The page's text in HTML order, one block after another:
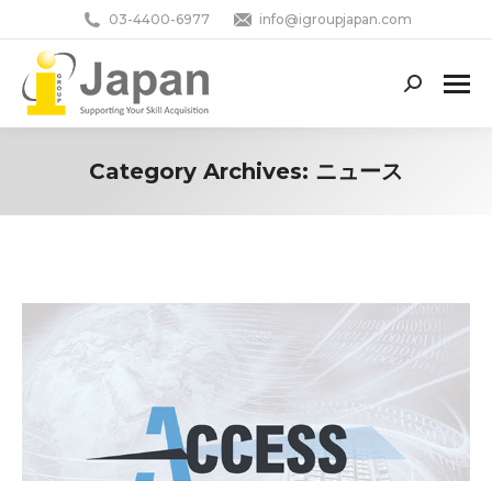
03-4400-6977 info@igroupjapan.com
Search:
Category Archives: ニュース